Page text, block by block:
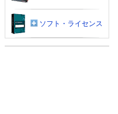
ソフト・ライセンス